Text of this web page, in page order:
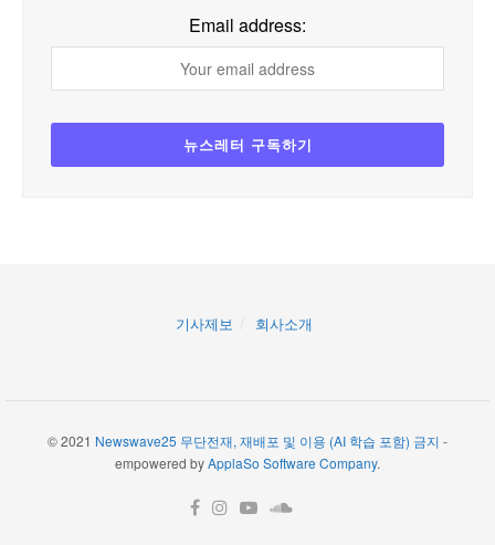
Email address:
기사제보 회사소개
© 2021 Newswave25 무단전재, 재배포 및 이용 (AI 학습 포함) 금지 -
empowered byApplaSo Software Company.